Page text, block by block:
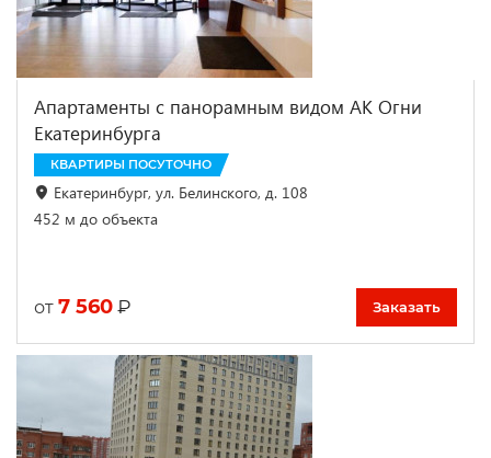
Апартаменты с панорамным видом АК Огни
Екатеринбурга
КВАРТИРЫ ПОСУТОЧНО
Екатеринбург, ул. Белинского, д. 108
452 м до объекта
от 7 560 ₽ Заказать